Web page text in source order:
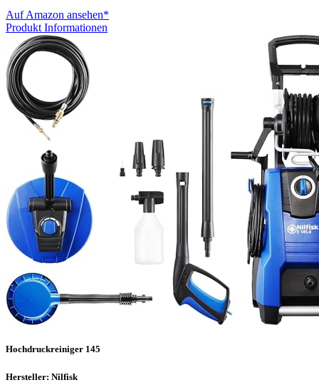
Auf Amazon ansehen*
Produkt Informationen
Hochdruckreiniger 145
Hersteller: Nilfisk